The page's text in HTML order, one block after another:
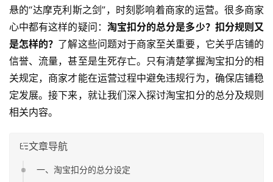
悬的“达摩克利斯之剑”，时刻影响着商家的运营。很多商家
心中都有这样的疑问： 淘宝扣分的总分是多少？扣分规则又
是怎样的？ 了解这些问题对于商家至关重要，它关乎店铺的
信誉、流量，甚至是生死存亡。只有清楚掌握淘宝扣分的相
关规定，商家才能在运营过程中避免违规行为，确保店铺稳
定发展。接下来，就让我们深入探讨淘宝扣分的总分及规则
相关内容。
文章导航
一、淘宝扣分的总分设定